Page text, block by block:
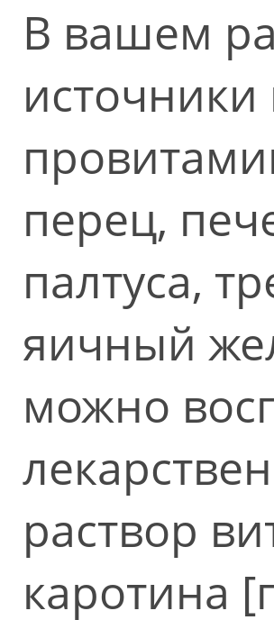
В вашем
перец,
палтуса,
яичный
можно
раствор
каротина